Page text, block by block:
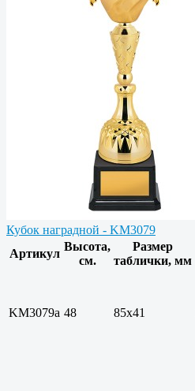
Кубок наградной - KM3079
Артикул
Высота,
см.
Размер
таблички, мм
KM3079a 48 85х41